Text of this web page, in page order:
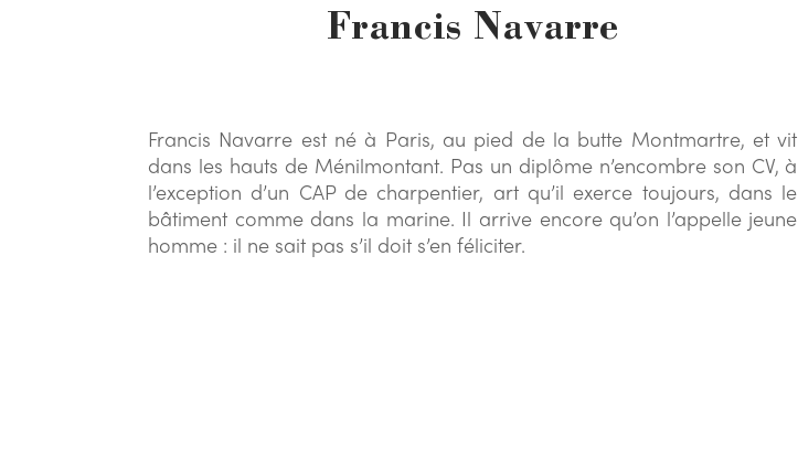
Francis Navarre
Francis Navarre est né à Paris, au pied de la butte Montmartre, et vit
dans les hauts de Ménilmontant. Pas un diplôme n’encombre son CV, à
l’exception d’un CAP de charpentier, art qu’il exerce toujours, dans le
bâtiment comme dans la marine. Il arrive encore qu’on l’appelle jeune
homme : il ne sait pas s’il doit s’en féliciter.